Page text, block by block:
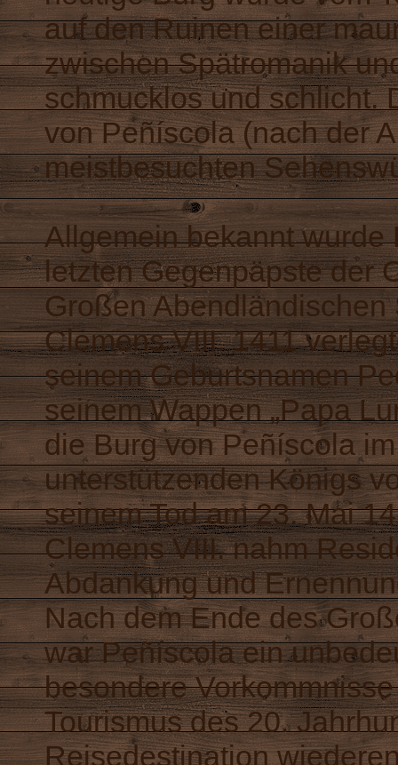
auf den Ruinen einer
zwischen Spätromanik
schmucklos und schlicht.
von Peñíscola (nach der
meistbesuchten
Allgemein bekannt
letzten Gegenpäpste der
Großen
Clemens VIII. 1411
seinem Geburtsnamen
seinem Wappen „Papa
die Burg von Peñíscola
unterstützenden Königs
seinem Tod am 23. Mai
Clemens VIII. nahm
Abdankung und
Nach dem Ende des
war Peñíscola ein
besondere
Tourismus des 20.
Reisedestination